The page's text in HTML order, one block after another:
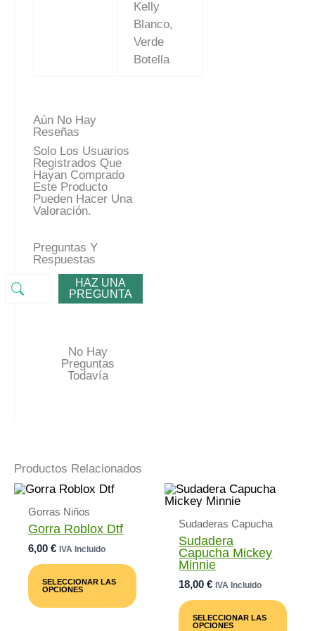
Kelly
Blanco,
Verde
Botella
Aún No Hay
Reseñas
Solo Los Usuarios
Registrados Que
Hayan Comprado
Este Producto
Pueden Hacer Una
Valoración.
Preguntas Y
Respuestas
HAZ UNA
PREGUNTA
No Hay
Preguntas
Todavía
Productos Relacionados
Gorras Niños
Gorra Roblox Dtf
6,00€ IVA Incluido
SELECCIONAR LAS
OPCIONES
Producto
Múltiples
Variantes.
Sudaderas Capucha
Sudadera
Capucha Mickey
Minnie
18,00€ IVA Incluido
SELECCIONAR LAS
OPCIONES